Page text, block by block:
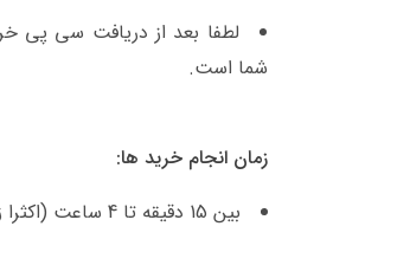
لطفا بعد از دریافت سی پی
شما است.
زمان انجام خرید ها:
بین 15 دقیقه تا 4 ساعت (اکثرا زیر یک ساعت تحویل داده میشود)